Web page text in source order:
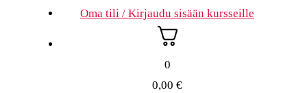
Oma tili / Kirjaudu sisään kursseille
0
0,00 €